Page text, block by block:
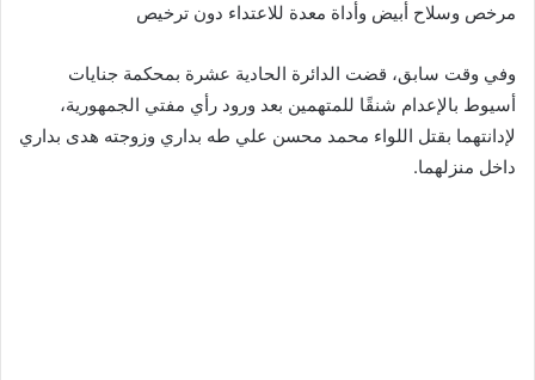
مرخص وسلاح أبيض وأداة معدة للاعتداء دون ترخيص
وفي وقت سابق، قضت الدائرة الحادية عشرة بمحكمة جنايات
أسيوط بالإعدام شنقًا للمتهمين بعد ورود رأي مفتي الجمهورية،
لإدانتهما بقتل اللواء محمد محسن علي طه بداري وزوجته هدى بداري
داخل منزلهما.